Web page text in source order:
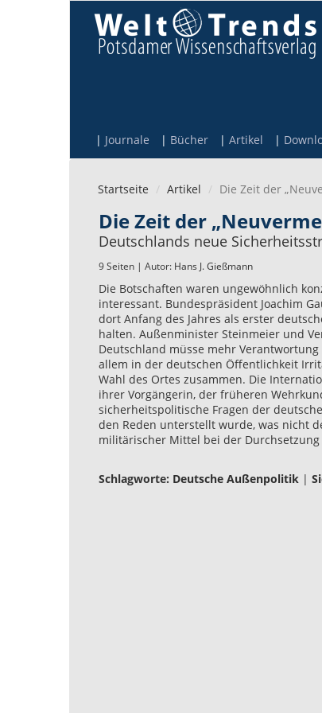
Journale Bücher Artikel
Startseite Artikel Die Zeit der
Die Zeit der
Deutschlands neue
9 Seiten | Autor: Hans J. Gießmann
Die Botschaften waren ungewöhnlich
interessant. Bundespräsident Joachim
dort Anfang des Jahres als erster
halten. Außenminister Steinmeier und
Deutschland müsse mehr
allem in der deutschen Öffentlichkeit
Wahl des Ortes zusammen. Die
ihrer Vorgängerin, der früheren
sicherheitspolitische Fragen der
den Reden unterstellt wurde, was nicht
militärischer Mittel bei der
Schlagworte: Deutsche Außenpolitik |